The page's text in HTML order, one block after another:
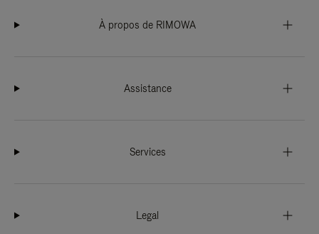
À propos de RIMOWA
Assistance
Services
Legal